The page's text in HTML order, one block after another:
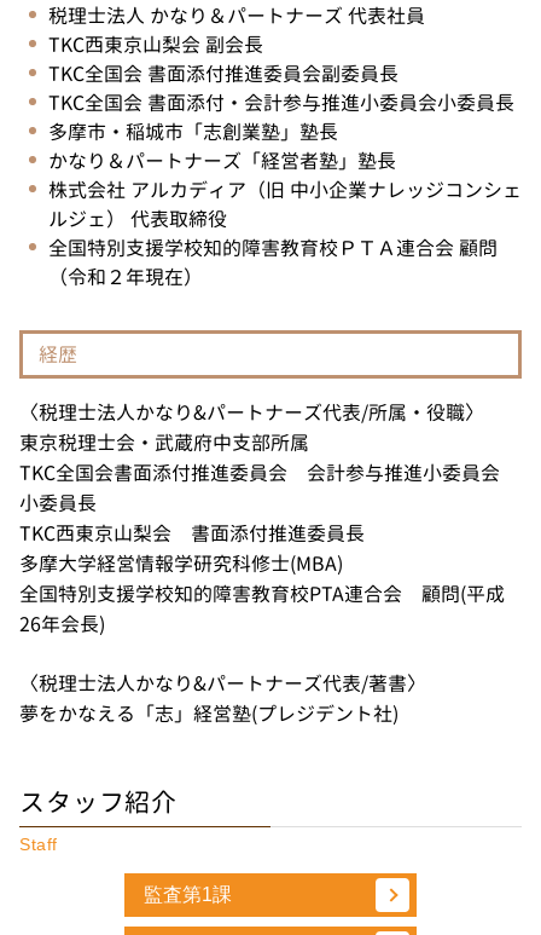
税理士法人 かなり＆パートナーズ 代表社員
TKC西東京山梨会 副会長
TKC全国会 書面添付推進委員会副委員長
TKC全国会 書面添付・会計参与推進小委員会小委員長
多摩市・稲城市「志創業塾」塾長
かなり＆パートナーズ「経営者塾」塾長
株式会社 アルカディア（旧 中小企業ナレッジコンシェ
ルジェ） 代表取締役
全国特別支援学校知的障害教育校ＰＴＡ連合会 顧問
（令和２年現在）
経歴
〈税理士法人かなり&パートナーズ代表/所属・役職〉
東京税理士会・武蔵府中支部所属
TKC全国会書面添付推進委員会 会計参与推進小委員会
小委員長
TKC西東京山梨会 書面添付推進委員長
多摩大学経営情報学研究科修士(MBA)
全国特別支援学校知的障害教育校PTA連合会 顧問(平成
26年会長)
〈税理士法人かなり&パートナーズ代表/著書〉
夢をかなえる「志」経営塾(プレジデント社)
スタッフ紹介
Staff
監査第1課